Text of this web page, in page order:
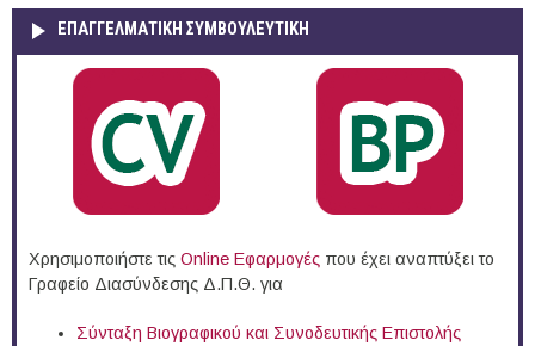
ΕΠΑΓΓΕΛΜΑΤΙΚΉ ΣΥΜΒΟΥΛΕΥΤΙΚΉ
Χρησιμοποιήστε τις Online Eφαρμογές που έχει αναπτύξει το
Γραφείο Διασύνδεσης Δ.Π.Θ. για
Σύνταξη Βιογραφικού και Συνοδευτικής Επιστολής